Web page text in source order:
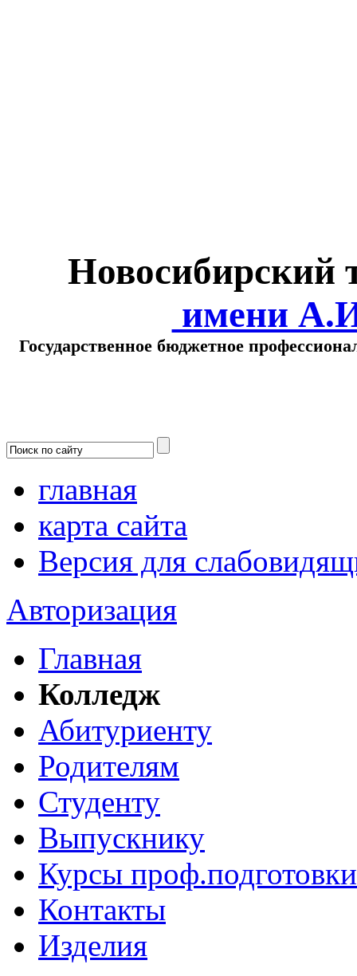
Новосибирский
имени
Государственное бюджетное
главная
карта сайта
Версия для
Авторизация
Главная
Колледж
Абитуриенту
Родителям
Студенту
Выпускнику
Курсы проф.подготовки
Контакты
Изделия